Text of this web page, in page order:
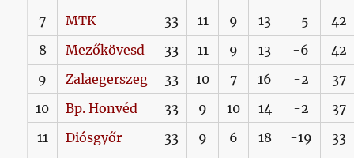
7
MTK 33 11 9 13 -5
42
8
Mezőkövesd 33 11 9 13 -6
42
9
Zalaegerszeg 33 10 7 16 -2
37
10
Bp. Honvéd 33 9 10 14 -2
37
11
Diósgyőr 33 9 6 18 -19 33